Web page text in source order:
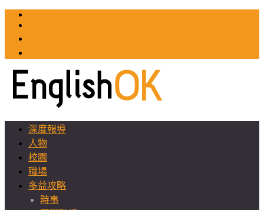
深度報導
人物
校園
職場
多益攻略
時事